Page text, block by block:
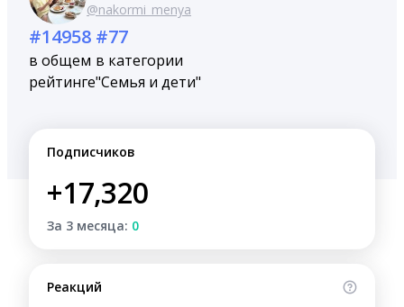
@nakormi_menya
#14958
в общем
рейтинге
#77
в категории
"Семья и дети"
Подписчиков
+17,320
За 3 месяца: 0
Реакций